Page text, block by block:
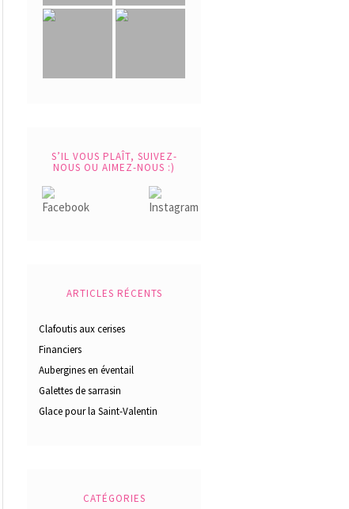
S’IL VOUS PLAÎT, SUIVEZ-
NOUS OU AIMEZ-NOUS :)
ARTICLES RÉCENTS
Clafoutis aux cerises
Financiers
Aubergines en éventail
Galettes de sarrasin
Glace pour la Saint-Valentin
CATÉGORIES